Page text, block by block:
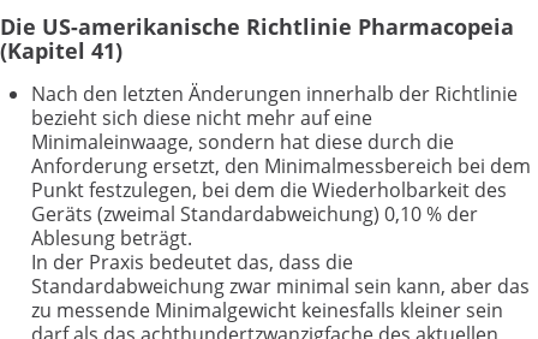
Die US-amerikanische Richtlinie Pharmacopeia
(Kapitel 41)
Nach den letzten Änderungen innerhalb der Richtlinie
bezieht sich diese nicht mehr auf eine
Minimaleinwaage, sondern hat diese durch die
Anforderung ersetzt, den Minimalmessbereich bei dem
Punkt festzulegen, bei dem die Wiederholbarkeit des
Geräts (zweimal Standardabweichung) 0,10 % der
Ablesung beträgt.
In der Praxis bedeutet das, dass die
Standardabweichung zwar minimal sein kann, aber das
zu messende Minimalgewicht keinesfalls kleiner sein